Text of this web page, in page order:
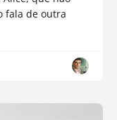
fala de outra